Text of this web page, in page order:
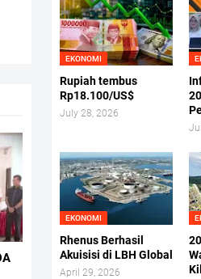
EKONOMI
Rupiah tembus
Rp18.100/US$
July 28, 2026
EKONOMI
Rhenus Berhasil
Akuisisi di LBH Global
April 29, 2026